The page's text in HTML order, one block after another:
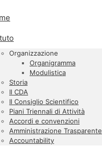
Organizzazione
Organigramma
Modulistica
Storia
Il CDA
Il Consiglio Scientifico
Piani Triennali di Attività
Accordi e convenzioni
Amministrazione Trasparente
Accountability